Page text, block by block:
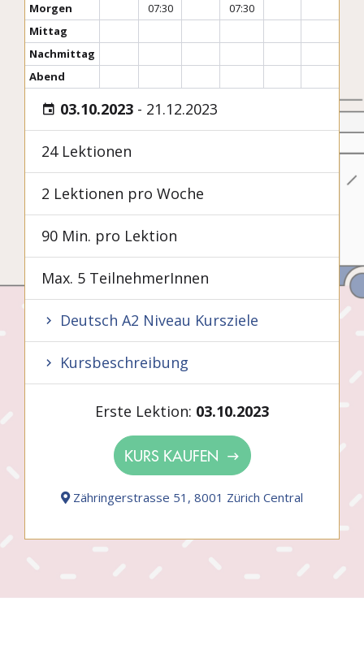
Morgen
07:30
07:30
Mittag
Nachmittag
Abend
03.10.2023 - 21.12.2023
24 Lektionen
2 Lektionen pro Woche
90 Min. pro Lektion
Max. 5 TeilnehmerInnen
Deutsch A2 Niveau Kursziele
Kursbeschreibung
Erste Lektion: 03.10.2023
KURS KAUFEN
Zähringerstrasse 51, 8001 Zürich Central